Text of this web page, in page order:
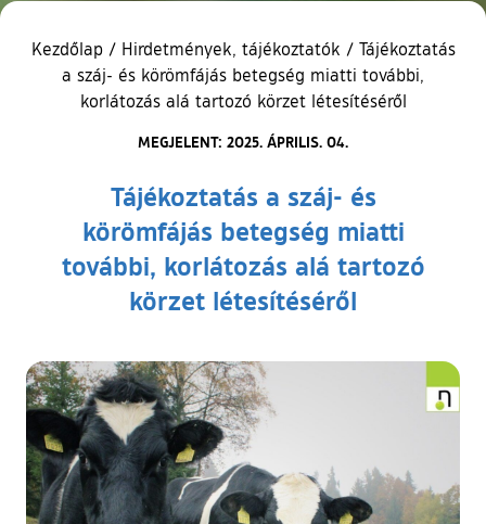
Kezdőlap / Hirdetmények, tájékoztatók / Tájékoztatás
a száj- és körömfájás betegség miatti további,
korlátozás alá tartozó körzet létesítéséről
MEGJELENT: 2025. ÁPRILIS. 04.
Tájékoztatás a száj- és
körömfájás betegség miatti
további, korlátozás alá tartozó
körzet létesítéséről